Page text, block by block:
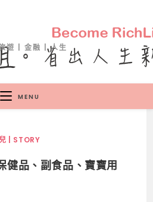
遊 | 金融 | 人生
MENU
| STORY
品、副食品、寶寶用